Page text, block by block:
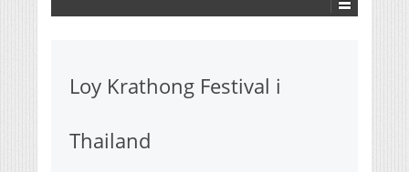
Loy Krathong Festival i
Thailand